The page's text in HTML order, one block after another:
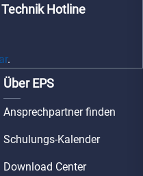
Hotline
.
Über EPS
Ansprechpartner finden
Schulungs-Kalender
Download Center